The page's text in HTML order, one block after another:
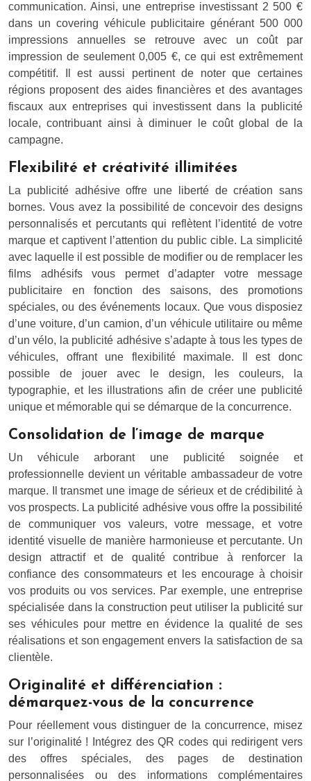
communication. Ainsi, une entreprise investissant 2 500 €
dans un covering véhicule publicitaire générant 500 000
impressions annuelles se retrouve avec un coût par
impression de seulement 0,005 €, ce qui est extrêmement
compétitif. Il est aussi pertinent de noter que certaines
régions proposent des aides financières et des avantages
fiscaux aux entreprises qui investissent dans la publicité
locale, contribuant ainsi à diminuer le coût global de la
campagne.
Flexibilité et créativité illimitées
La publicité adhésive offre une liberté de création sans
bornes. Vous avez la possibilité de concevoir des designs
personnalisés et percutants qui reflètent l’identité de votre
marque et captivent l’attention du public cible. La simplicité
avec laquelle il est possible de modifier ou de remplacer les
films adhésifs vous permet d’adapter votre message
publicitaire en fonction des saisons, des promotions
spéciales, ou des événements locaux. Que vous disposiez
d’une voiture, d’un camion, d’un véhicule utilitaire ou même
d’un vélo, la publicité adhésive s’adapte à tous les types de
véhicules, offrant une flexibilité maximale. Il est donc
possible de jouer avec le design, les couleurs, la
typographie, et les illustrations afin de créer une publicité
unique et mémorable qui se démarque de la concurrence.
Consolidation de l’image de marque
Un véhicule arborant une publicité soignée et
professionnelle devient un véritable ambassadeur de votre
marque. Il transmet une image de sérieux et de crédibilité à
vos prospects. La publicité adhésive vous offre la possibilité
de communiquer vos valeurs, votre message, et votre
identité visuelle de manière harmonieuse et percutante. Un
design attractif et de qualité contribue à renforcer la
confiance des consommateurs et les encourage à choisir
vos produits ou vos services. Par exemple, une entreprise
spécialisée dans la construction peut utiliser la publicité sur
ses véhicules pour mettre en évidence la qualité de ses
réalisations et son engagement envers la satisfaction de sa
clientèle.
Originalité et différenciation :
démarquez-vous de la concurrence
Pour réellement vous distinguer de la concurrence, misez
sur l’originalité ! Intégrez des QR codes qui redirigent vers
des offres spéciales, des pages de destination
personnalisées ou des informations complémentaires